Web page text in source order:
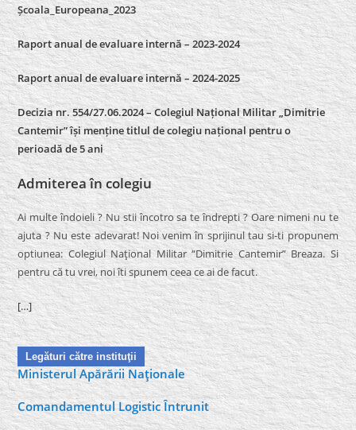
Școala_Europeana_2023
Raport anual de evaluare internă – 2023-2024
Raport anual de evaluare internă –2024-2025
Decizia nr. 554/27.06.2024 – Colegiul Național Militar „Dimitrie
Cantemir” își menține titlul de colegiu național pentru o
perioadă de 5 ani
Admiterea în colegiu
Ai multe îndoieli ? Nu stii încotro sa te îndrepti ? Oare nimeni nu te
ajuta ? Nu este adevarat! Noi venim în sprijinul tau si-ti propunem
optiunea: Colegiul Naţional Militar “Dimitrie Cantemir” Breaza. Si
pentru că tu vrei, noi îti spunem ceea ce ai de facut.
[…]
Legături către instituţii
Ministerul Apărării Naţionale
Comandamentul Logistic Întrunit